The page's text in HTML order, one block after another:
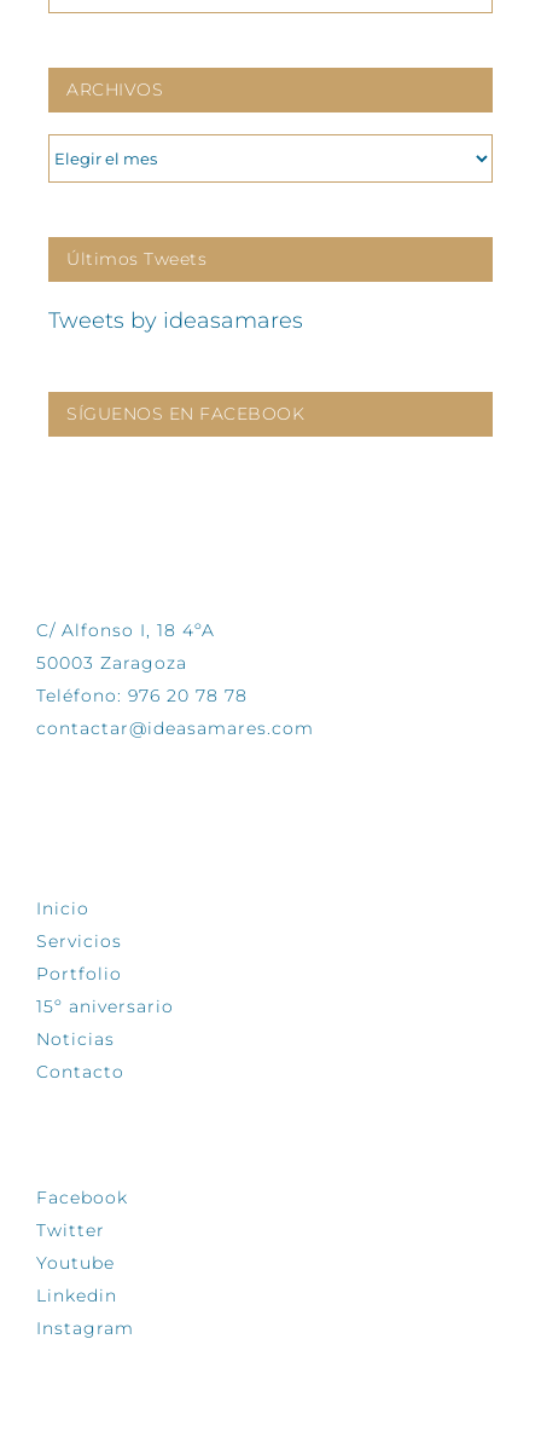
ARCHIVOS
ARCHIVOS
Últimos Tweets
Tweets by ideasamares
SÍGUENOS EN FACEBOOK
C/ Alfonso I, 18 4ºA
50003 Zaragoza
Teléfono: 976 20 78 78
contactar@ideasamares.com
Inicio
Servicios
Portfolio
15º aniversario
Noticias
Contacto
Facebook
Twitter
Youtube
Linkedin
Instagram